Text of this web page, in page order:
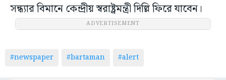
সন্ধ্যার বিমানে কেন্দ্রীয় স্বরাষ্ট্রমন্ত্রী দিল্লি ফিরে যাবেন।
ADVERTISEMENT
#newspaper #bartaman #alert